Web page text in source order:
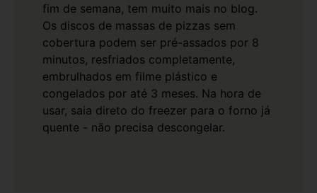
fim de semana, tem muito mais no blog.
Os discos de massas de pizzas sem
cobertura podem ser pré-assados por 8
minutos, resfriados completamente,
embrulhados em filme plástico e
congelados por até 3 meses. Na hora de
usar, saia direto do freezer para o forno já
quente - não precisa descongelar.